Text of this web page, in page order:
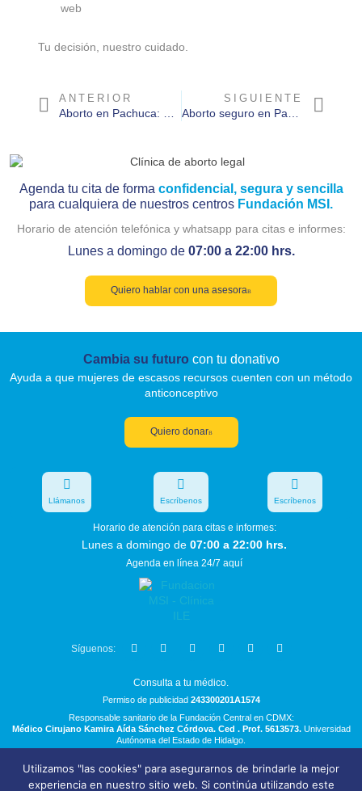
web
Tu decisión, nuestro cuidado.
ANTERIOR SIGUIENTE
Agenda tu cita de forma confidencial, segura y sencilla
para cualquiera de nuestros centros Fundación MSI.
Horario de atención telefónica y whatsapp para citas e informes:
Lunes a domingo de 07:00 a 22:00 hrs.
Quiero hablar con una asesora
Cambia su futuro con tu donativo
Ayuda a que mujeres de escasos recursos cuenten con un método
anticonceptivo
Quiero donar
Síguenos:
Horario de atención para citas e informes:
Lunes a domingo de 07:00 a 22:00 hrs.
Agenda en línea 24/7 aquí
Llámanos Escríbenos Escríbenos
Consulta a tu médico.
Permiso de publicidad 243300201A1574
Responsable sanitario de la Fundación Central en CDMX:
Médico Cirujano Kamira Aída Sánchez Córdova. Ced . Prof. 5613573.Universidad
Autónoma del Estado de Hidalgo.
Bolsa de Trabajo
Utilizamos "las cookies" para asegurarnos de brindarle la mejor
experiencia en nuestro sitio web. Si continúa utilizando este